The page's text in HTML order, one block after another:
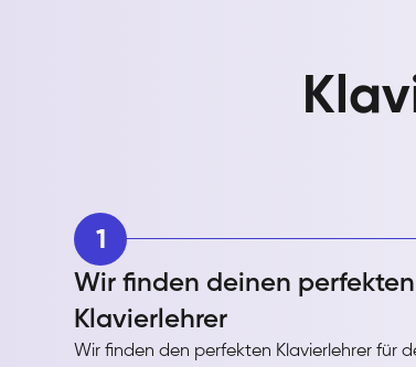
1
Wir finden deinen perfekten
Klavierlehrer
Wir finden den perfekten Klavierlehrer für